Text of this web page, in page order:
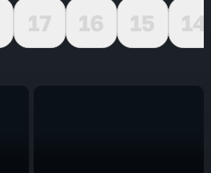
17 16 15
14